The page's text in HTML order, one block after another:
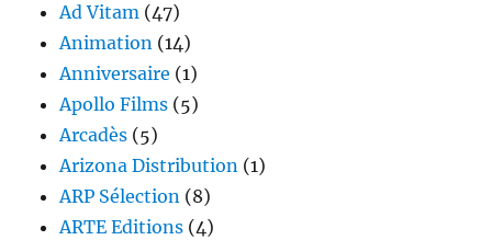
Ad Vitam (47)
Animation (14)
Anniversaire (1)
Apollo Films (5)
Arcadès (5)
Arizona Distribution (1)
ARP Sélection (8)
ARTE Editions (4)